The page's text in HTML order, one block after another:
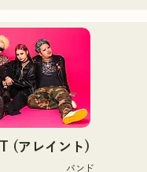
アナウンス、ク
ドベント、イス
、福岡ウィニン
ツのスタジアム
、山笠関連イベ
イベント、
福岡市武道館オー
より音楽活動を
にブッキングラ
ライブなど精力
行っている。
月22日にはファー
した楽しくどこ
る楽曲に注
要
(アレイント)
バンド